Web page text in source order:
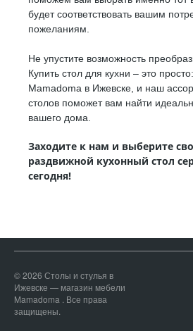
будет соответствовать вашим
пожеланиям.
Не упустите возможность
Купить стол для кухни – это
Mamadoma в Ижевске, и наш
столов поможет вам найти
вашего дома.
Заходите к нам и выберите
раздвижной кухонный стол
сегодня!
© 2026 Столы и стулья в
Ижевске — магазин мебели
Mamadoma . Все права
защищены.